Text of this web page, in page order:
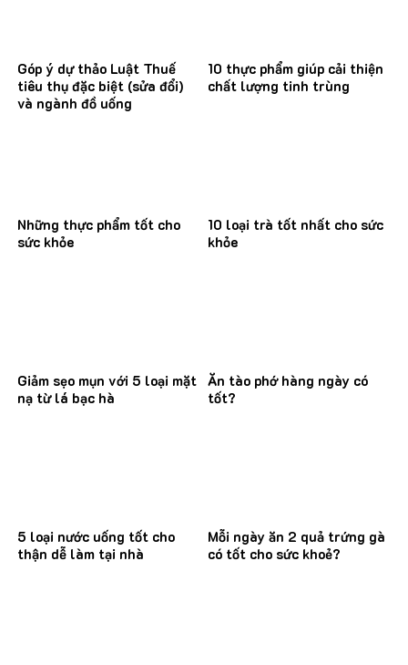
Góp ý dự thảo Luật Thuế
tiêu thụ đặc biệt (sửa đổi)
và ngành đồ uống
10 thực phẩm giúp cải thiện
chất lượng tinh trùng
Những thực phẩm tốt cho
sức khỏe
10 loại trà tốt nhất cho sức
khỏe
Giảm sẹo mụn với 5 loại mặt
nạ từ lá bạc hà
Ăn tào phớ hàng ngày có
tốt?
5 loại nước uống tốt cho
thận dễ làm tại nhà
Mỗi ngày ăn 2 quả trứng gà
có tốt cho sức khoẻ?